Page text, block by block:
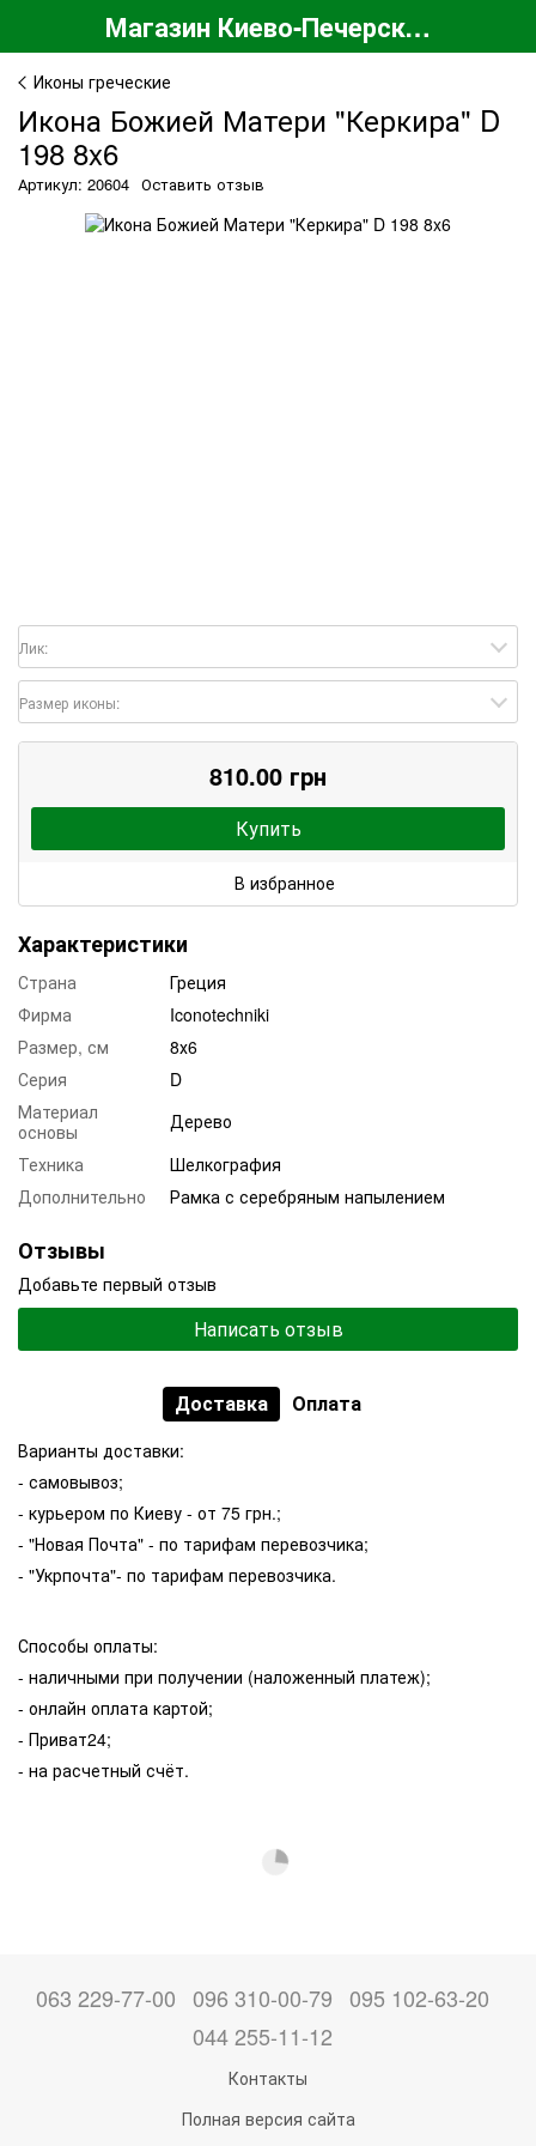
Магазин Киево-Печерской Лавры
Иконы греческие
Икона Божией Матери "Керкира" D
198 8x6
Артикул: 20604 Оставить отзыв
Лик:
Размер иконы:
810.00 грн
Купить
В избранное
Характеристики
Страна
Греция
Фирма
Iconotechniki
Размер, см
8х6
Серия
D
Материал
основы
Дерево
Техника
Шелкография
Дополнительно
Рамка с серебряным напылением
Отзывы
Добавьте первый отзыв
Написать отзыв
Доставка Оплата
Варианты доставки:
- самовывоз;
- курьером по Киеву - от 75 грн.;
- "Новая Почта" - по тарифам перевозчика;
- "Укрпочта"- по тарифам перевозчика.
Способы оплаты:
- наличными при получении (наложенный платеж);
- онлайн оплата картой;
- Приват24;
- на расчетный счёт.
063 229-77-00 096 310-00-79 095 102-63-20
044 255-11-12
Контакты
Полная версия сайта